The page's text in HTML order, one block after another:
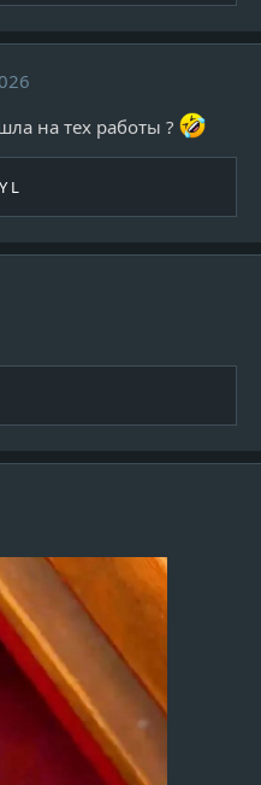
на тех работы ?
L